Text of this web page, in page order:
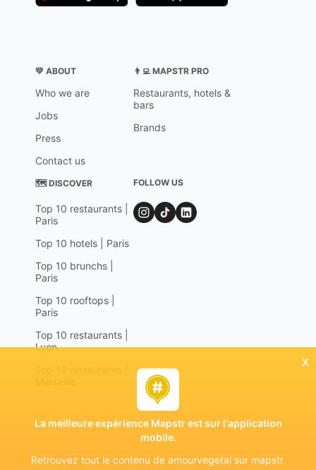
💛 ABOUT
Who we are
Jobs
Press
Contact us
👨‍💻 MAPSTR PRO
Restaurants, hotels &
bars
Brands
🗺 DISCOVER
Top 10 restaurants |
Paris
Top 10 hotels | Paris
Top 10 brunchs |
Paris
Top 10 rooftops |
Paris
Top 10 restaurants |
Lyon
FOLLOW US
Legal noticesTerms of usePrivacy policy
x
La meilleure expérience Mapstr est sur l'application
mobile.
Retrouvez tout le contenu de amourvegetal sur mapstr.